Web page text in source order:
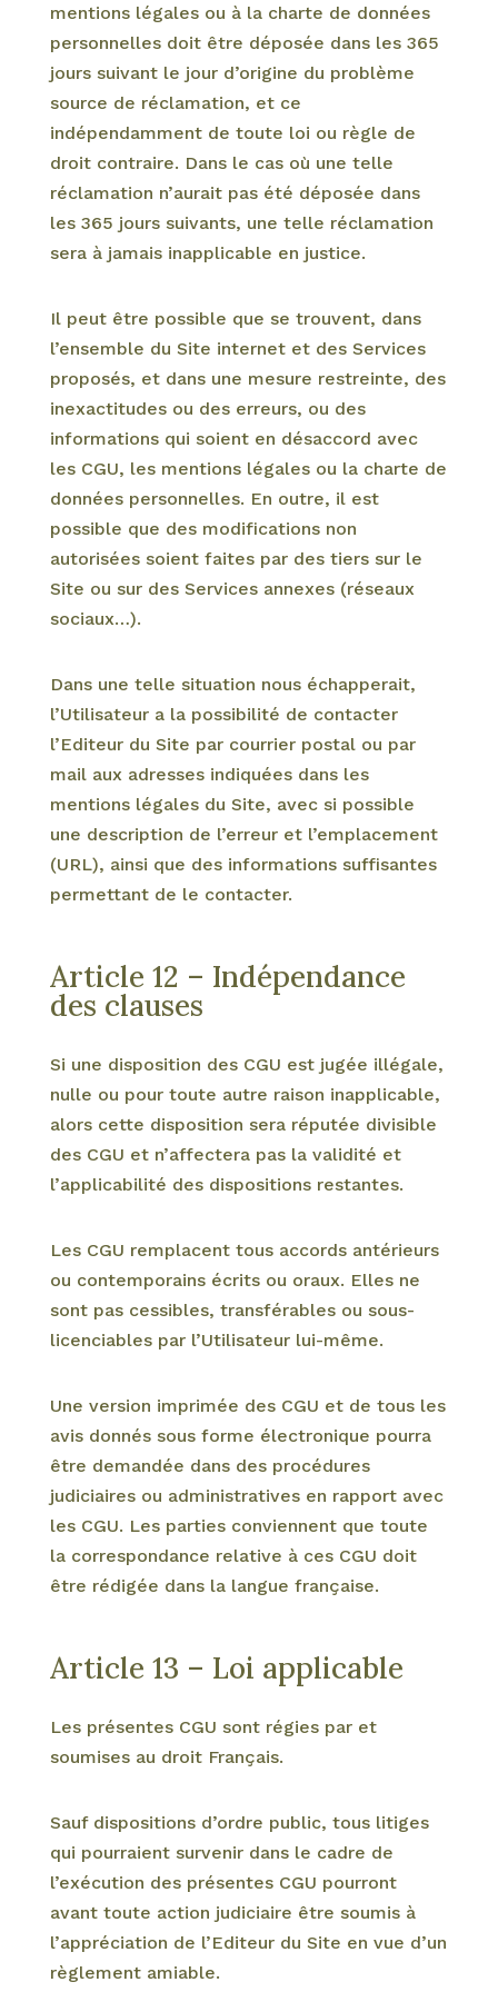
mentions légales ou à la charte de données
personnelles doit être déposée dans les 365
jours suivant le jour d’origine du problème
source de réclamation, et ce
indépendamment de toute loi ou règle de
droit contraire. Dans le cas où une telle
réclamation n’aurait pas été déposée dans
les 365 jours suivants, une telle réclamation
sera à jamais inapplicable en justice.
Il peut être possible que se trouvent, dans
l’ensemble du Site internet et des Services
proposés, et dans une mesure restreinte, des
inexactitudes ou des erreurs, ou des
informations qui soient en désaccord avec
les CGU, les mentions légales ou la charte de
données personnelles. En outre, il est
possible que des modifications non
autorisées soient faites par des tiers sur le
Site ou sur des Services annexes (réseaux
sociaux…).
Dans une telle situation nous échapperait,
l’Utilisateur a la possibilité de contacter
l’Editeur du Site par courrier postal ou par
mail aux adresses indiquées dans les
mentions légales du Site, avec si possible
une description de l’erreur et l’emplacement
(URL), ainsi que des informations suffisantes
permettant de le contacter.
Article 12 – Indépendance
des clauses
Si une disposition des CGU est jugée illégale,
nulle ou pour toute autre raison inapplicable,
alors cette disposition sera réputée divisible
des CGU et n’affectera pas la validité et
l’applicabilité des dispositions restantes.
Les CGU remplacent tous accords antérieurs
ou contemporains écrits ou oraux. Elles ne
sont pas cessibles, transférables ou sous-
licenciables par l’Utilisateur lui-même.
Une version imprimée des CGU et de tous les
avis donnés sous forme électronique pourra
être demandée dans des procédures
judiciaires ou administratives en rapport avec
les CGU. Les parties conviennent que toute
la correspondance relative à ces CGU doit
être rédigée dans la langue française.
Article 13 – Loi applicable
Les présentes CGU sont régies par et
soumises au droit Français.
Sauf dispositions d’ordre public, tous litiges
qui pourraient survenir dans le cadre de
l’exécution des présentes CGU pourront
avant toute action judiciaire être soumis à
l’appréciation de l’Editeur du Site en vue d’un
règlement amiable.